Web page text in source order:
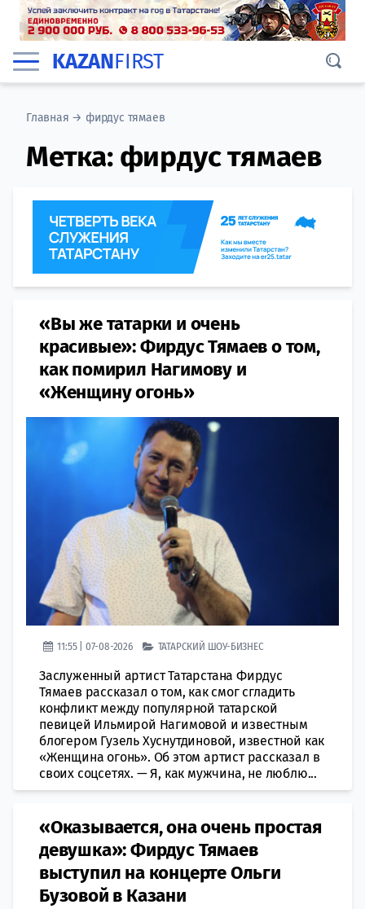
KAZANFIRST
Главная → фирдус тямаев
Метка: фирдус тямаев
«Вы же татарки и очень
красивые»: Фирдус Тямаев о том,
как помирил Нагимову и
«Женщину огонь»
11:55 | 07-08-2026 ТАТАРСКИЙ ШОУ-БИЗНЕС
Заслуженный артист Татарстана Фирдус
Тямаев рассказал о том, как смог сгладить
конфликт между популярной татарской
певицей Ильмирой Нагимовой и известным
блогером Гузель Хуснутдиновой, известной как
«Женщина огонь». Об этом артист рассказал в
своих соцсетях. — Я, как мужчина, не люблю...
«Оказывается, она очень простая
девушка»: Фирдус Тямаев
выступил на концерте Ольги
Бузовой в Казани